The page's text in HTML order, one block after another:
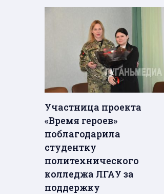
Участница проекта
«Время героев»
поблагодарила
студентку
политехнического
колледжа ЛГАУ за
поддержку